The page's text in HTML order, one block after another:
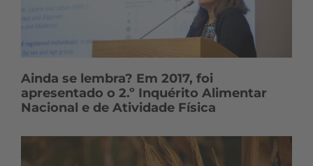
Ainda se lembra? Em 2017, foi
apresentado o 2.º Inquérito Alimentar
Nacional e de Atividade Física